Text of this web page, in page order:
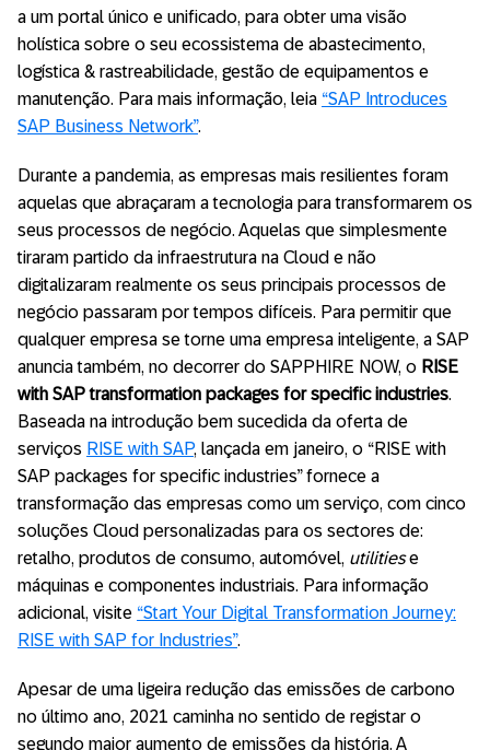
a um portal único e unificado, para obter uma visão
holística sobre o seu ecossistema de abastecimento,
logística & rastreabilidade, gestão de equipamentos e
manutenção. Para mais informação, leia “SAP Introduces
SAP Business Network”.
Durante a pandemia, as empresas mais resilientes foram
aquelas que abraçaram a tecnologia para transformarem os
seus processos de negócio. Aquelas que simplesmente
tiraram partido da infraestrutura na Cloud e não
digitalizaram realmente os seus principais processos de
negócio passaram por tempos difíceis. Para permitir que
qualquer empresa se torne uma empresa inteligente, a SAP
anuncia também, no decorrer do SAPPHIRE NOW, o RISE
with SAP transformation packages for specific industries.
Baseada na introdução bem sucedida da oferta de
serviços RISE with SAP, lançada em janeiro, o “RISE with
SAP packages for specific industries” fornece a
transformação das empresas como um serviço, com cinco
soluções Cloud personalizadas para os sectores de:
retalho, produtos de consumo, automóvel, utilitiese
máquinas e componentes industriais. Para informação
adicional, visite “Start Your Digital Transformation Journey:
RISE with SAP for Industries”.
Apesar de uma ligeira redução das emissões de carbono
no último ano, 2021 caminha no sentido de registar o
segundo maior aumento de emissões da história. A